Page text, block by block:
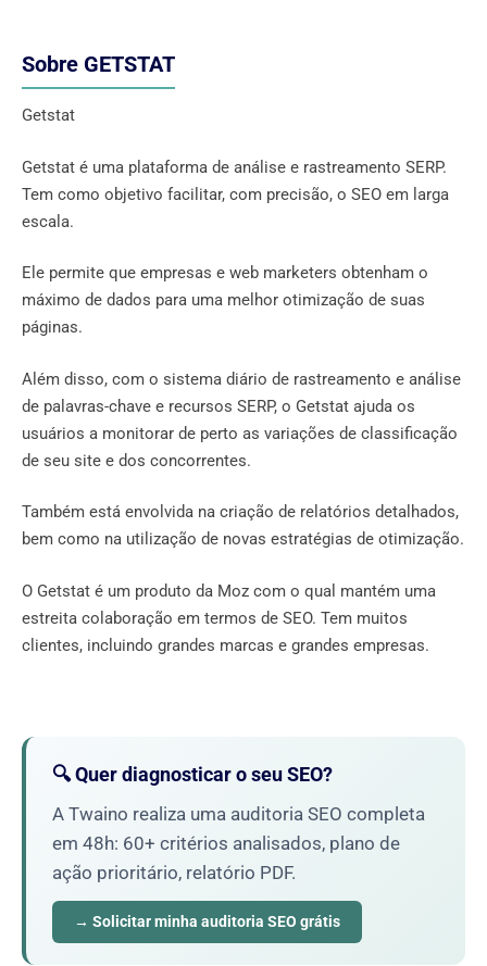
Sobre GETSTAT
Getstat
Getstat é uma plataforma de análise e rastreamento SERP.
Tem como objetivo facilitar, com precisão, o SEO em larga
escala.
Ele permite que empresas e web marketers obtenham o
máximo de dados para uma melhor otimização de suas
páginas.
Além disso, com o sistema diário de rastreamento e análise
de palavras-chave e recursos SERP, o Getstat ajuda os
usuários a monitorar de perto as variações de classificação
de seu site e dos concorrentes.
Também está envolvida na criação de relatórios detalhados,
bem como na utilização de novas estratégias de otimização.
O Getstat é um produto da Moz com o qual mantém uma
estreita colaboração em termos de SEO. Tem muitos
clientes, incluindo grandes marcas e grandes empresas.
🔍 Quer diagnosticar o seu SEO?
A Twaino realiza uma auditoria SEO completa
em 48h: 60+ critérios analisados, plano de
ação prioritário, relatório PDF.
→ Solicitar minha auditoria SEO grátis